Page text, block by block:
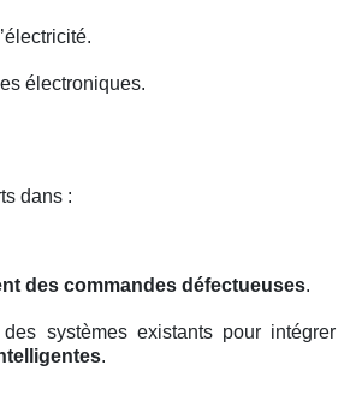
électroniques.
dans :
des commandes défectueuses.
des systèmes existants pour intégrer
.